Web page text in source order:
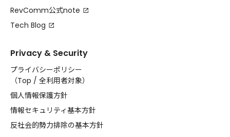
RevComm公式note
Tech Blog
Privacy & Security
プライバシーポリシー
（Top / 全利用者対象）
個人情報保護方針
情報セキュリティ基本方針
反社会的勢力排除の基本方針